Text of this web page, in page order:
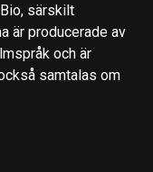
särskilt
är producerade av
och är
samtalas om